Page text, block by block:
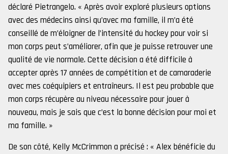
déclaré Pietrangelo. « Après avoir exploré plusieurs options
avec des médecins ainsi qu’avec ma famille, il m’a été
conseillé de m’éloigner de l’intensité du hockey pour voir si
mon corps peut s’améliorer, afin que je puisse retrouver une
qualité de vie normale. Cette décision a été difficile à
accepter après 17 années de compétition et de camaraderie
avec mes coéquipiers et entraîneurs. Il est peu probable que
mon corps récupère au niveau nécessaire pour jouer à
nouveau, mais je sais que c’est la bonne décision pour moi et
ma famille. »
De son côté, Kelly McCrimmon a précisé : « Alex bénéficie du